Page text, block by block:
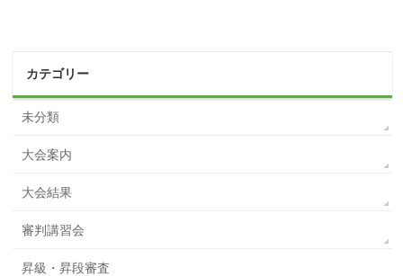
カテゴリー
未分類
大会案内
大会結果
審判講習会
昇級・昇段審査